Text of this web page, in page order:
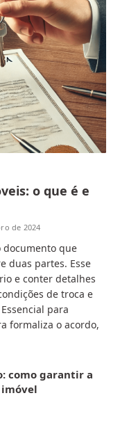
o que é e
de 2024
documento que
duas partes. Esse
e conter detalhes
de troca e
para
formaliza o acordo,
como garantir a